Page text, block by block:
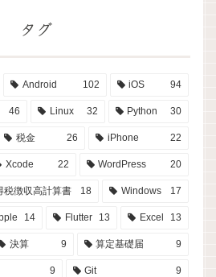
タグ
Android 102 iOS 94
46 Linux 32 Python 30
税金 26 iPhone 22
Xcode 22 WordPress 20
税徴収高計算書 18 Windows 17
14 Flutter 13 Excel 13
決算 9 算定基礎届 9
9 Git 9